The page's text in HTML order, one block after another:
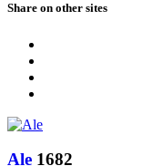
Share on other sites
Ale 1682